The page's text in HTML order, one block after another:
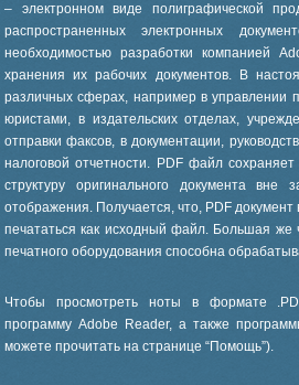
– электронном виде полиграфической
распространенных электронных
необходимостью разработки компанией
хранения их рабочих документов. В
различных сферах, например в управлении
юристами, в издательских отделах,
отправки факсов, в документации,
налоговой отчетности. PDF файл
структуру оригинального документа
отображения. Получается, что, PDF документ
печататься как исходный файл. Большая же
печатного оборудования способна
Чтобы просмотреть ноты в формате
программу Adobe Reader, а также
можете прочитать на странице “Помощь”).